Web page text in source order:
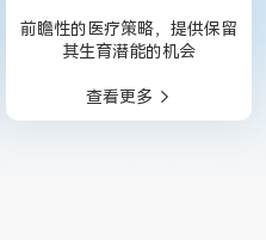
前瞻性的医疗策略，提供保留
其生育潜能的机会
查看更多